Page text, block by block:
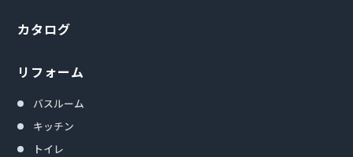
カタログ
リフォーム
バスルーム
キッチン
トイレ